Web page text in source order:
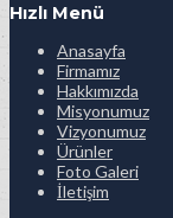
Hızlı Menü
Anasayfa
Firmamız
Hakkımızda
Misyonumuz
Vizyonumuz
Ürünler
Foto Galeri
İletişim